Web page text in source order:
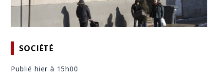
SOCIÉTÉ
Publié hier à 15h00